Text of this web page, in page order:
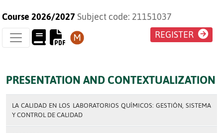
Course 2026/2027 Subject code: 21151037
REGISTER
PRESENTATION AND CONTEXTUALIZATION
LA CALIDAD EN LOS LABORATORIOS QUÍMICOS: GESTIÓN, SISTEMA
Y CONTROL DE CALIDAD